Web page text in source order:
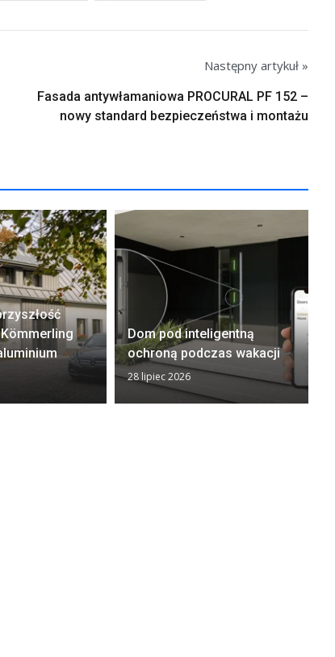
Następny artykuł »
Fasada antywłamaniowa PROCURAL PF 152 –
nowy standard bezpieczeństwa i montażu
Dom pod inteligentną
ochroną podczas wakacji
28 lipiec 2026